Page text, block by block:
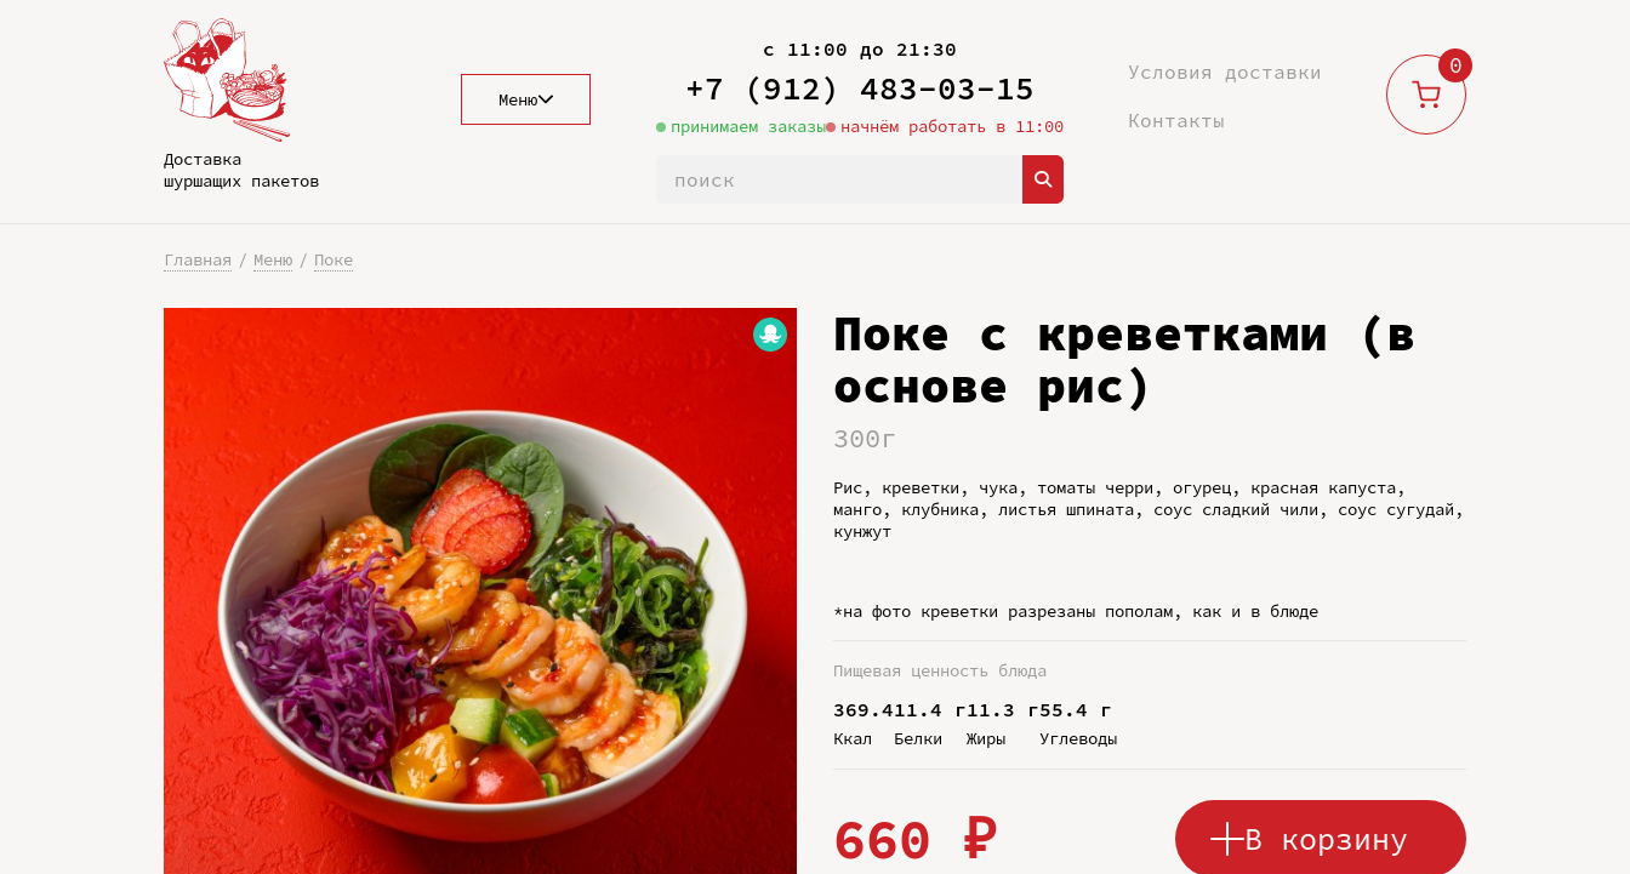
Доставка
шуршащих пакетов
Меню
с 11:00 до 21:30
+7 (912) 483-03-15
принимаем заказы начнём работать в 11:00
Условия доставки
Контакты
0
Главная Меню Поке
Поке с креветками (в
основе рис)
300г
Рис, креветки, чука, томаты черри, огурец, красная капуста,
манго, клубника, листья шпината, соус сладкий чили, соус сугудай,
кунжут
*на фото креветки разрезаны пополам, как и в блюде
Пищевая ценность блюда
369.4
Ккал
11.4 г
Белки
11.3 г
Жиры
55.4 г
Углеводы
660 ₽ В корзину